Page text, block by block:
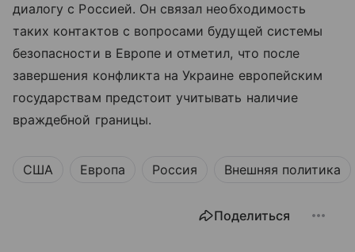
диалогу с Россией. Он связал необходимость
таких контактов с вопросами будущей системы
безопасности в Европе и отметил, что после
завершения конфликта на Украине европейским
государствам предстоит учитывать наличие
враждебной границы.
США Европа Россия Внешняя политика
Поделиться